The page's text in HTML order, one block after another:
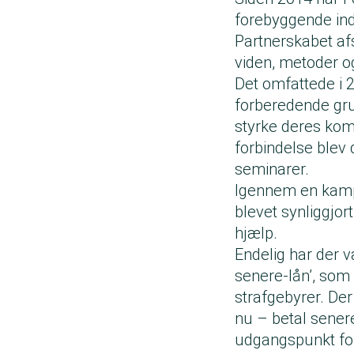
forebyggende
Partnerskabet
viden, metoder
Det omfattede i
forberedende
styrke deres
forbindelse blev
seminarer.
Igennem en
blevet
hjælp.
Endelig har der
senere-lån’,
strafgebyrer.
nu – betal
udgangspunkt